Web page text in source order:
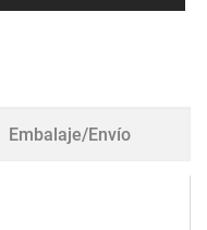
Embalaje/Envío